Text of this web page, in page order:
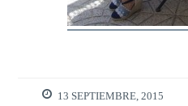
13 SEPTIEMBRE, 2015